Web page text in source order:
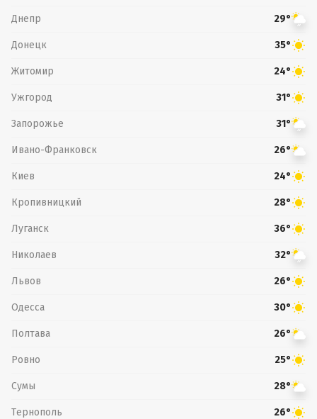
Днепр 29°
Донецк 35°
Житомир 24°
Ужгород 31°
Запорожье 31°
Ивано-Франковск 26°
Киев 24°
Кропивницкий 28°
Луганск 36°
Николаев 32°
Львов 26°
Одесса 30°
Полтава 26°
Ровно 25°
Сумы 28°
Тернополь 26°